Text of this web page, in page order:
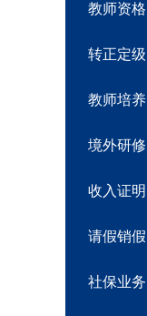
教师资格
转正定级
教师培养
境外研修
收入证明
请假销假
社保业务